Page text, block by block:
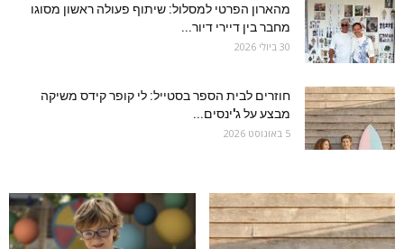
מהארון הפרטי למסלול: שיתוף פעולה ראשון מסוגו
מחבר בין דיירי דיור...
30 ביולי 2026
חוזרים לבית הספר בסטייל: לי קופר קידס משיקה
מבצע על ג'ינסים...
5 באוגוסט 2026